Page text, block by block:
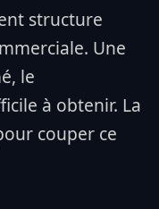
structure
Une
le
à obtenir. La
couper ce